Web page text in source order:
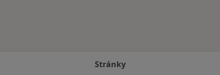
Stránky